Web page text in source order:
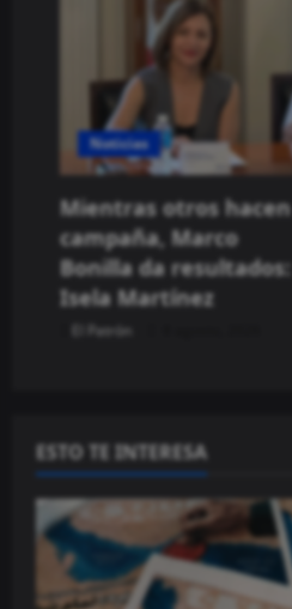
Noticias
Mientras otros hacen
campaña, Marco
Bonilla da resultados:
Isela Martínez
El Patrón
ESTO TE INTERESA